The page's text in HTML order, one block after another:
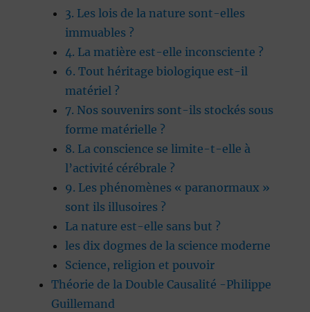
3. Les lois de la nature sont-elles
immuables ?
4. La matière est-elle inconsciente ?
6. Tout héritage biologique est-il
matériel ?
7. Nos souvenirs sont-ils stockés sous
forme matérielle ?
8. La conscience se limite-t-elle à
l’activité cérébrale ?
9. Les phénomènes « paranormaux »
sont ils illusoires ?
La nature est-elle sans but ?
les dix dogmes de la science moderne
Science, religion et pouvoir
Théorie de la Double Causalité -Philippe
Guillemand